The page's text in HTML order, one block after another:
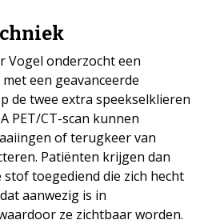
Vogel onderzocht een
een geavanceerde
de twee extra speekselklieren
PET/CT-scan kunnen
of terugkeer van
Patiënten krijgen dan
toegediend die zich hecht
aanwezig is in
ze zichtbaar worden.